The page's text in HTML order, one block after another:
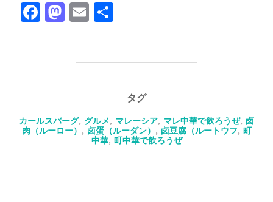
F
o
M
n
E
タグ
カールスバーグ, グルメ, マレーシア, マレ中華で飲ろうぜ, 卤
肉（ルーロー） , 卤蛋（ルーダン） , 卤豆腐（ルートウフ, 町
中華, 町中華で飲ろうぜ